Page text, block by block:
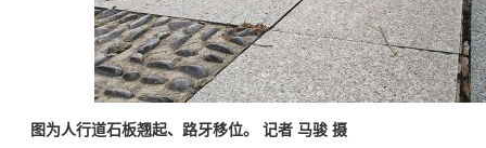
图为人行道石板翘起、路牙移位。 记者 马骏 摄